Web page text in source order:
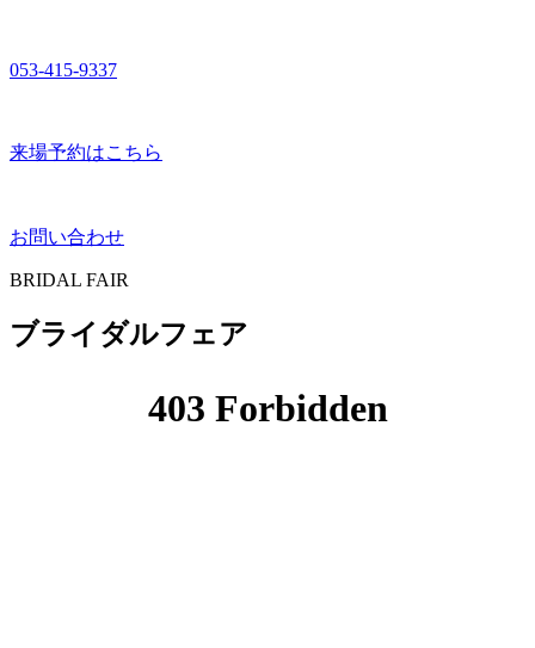
053-415-9337
来場予約はこちら
お問い合わせ
BRIDAL FAIR
ブライダルフェア